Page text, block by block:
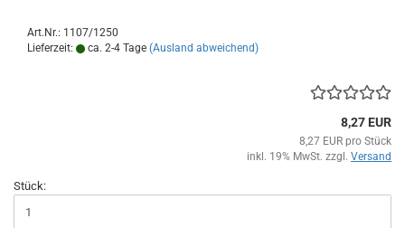
Art.Nr.: 1107/1250
Lieferzeit:
ca. 2-4 Tage (Ausland abweichend)
8,27 EUR
8,27 EUR pro Stück
inkl. 19% MwSt. zzgl. Versand
Stück: